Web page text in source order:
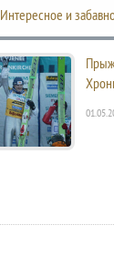
Интересное и